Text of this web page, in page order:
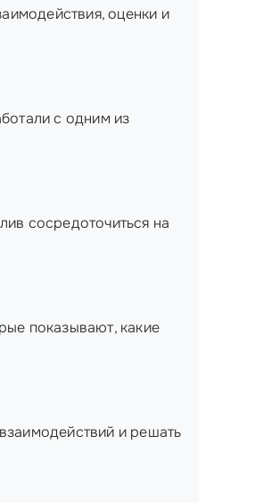
оценки и
с одним из
сосредоточиться на
показывают, какие
и решать